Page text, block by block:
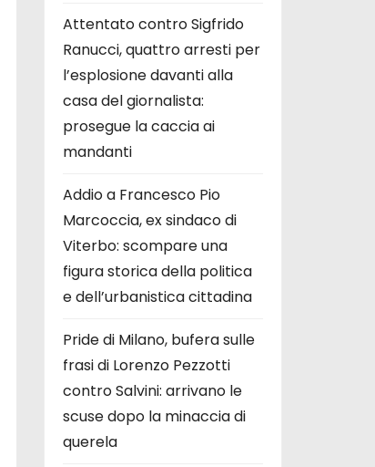
Attentato contro Sigfrido
Ranucci, quattro arresti per
l’esplosione davanti alla
casa del giornalista:
prosegue la caccia ai
mandanti
Addio a Francesco Pio
Marcoccia, ex sindaco di
Viterbo: scompare una
figura storica della politica
e dell’urbanistica cittadina
Pride di Milano, bufera sulle
frasi di Lorenzo Pezzotti
contro Salvini: arrivano le
scuse dopo la minaccia di
querela